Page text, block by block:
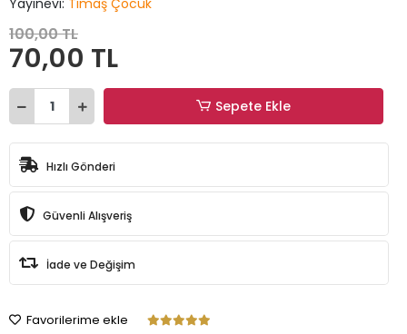
Yayınevi: Timaş Çocuk
100,00 TL
70,00 TL
Sepete Ekle
Hızlı Gönderi
Güvenli Alışveriş
İade ve Değişim
Favorilerime ekle